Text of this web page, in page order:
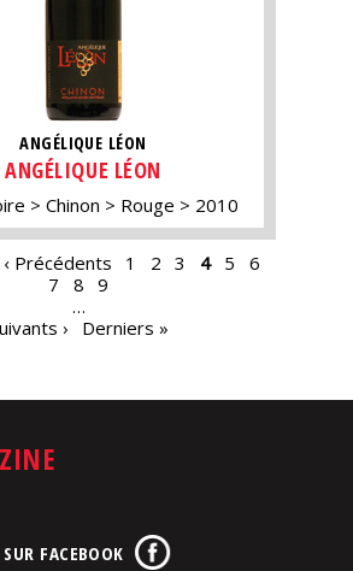
ANGÉLIQUE LÉON
ANGÉLIQUE LÉON
Chinon Rouge 2010
‹ Précédents 1 2 3 4 5
6
7
8
9
…
›
Derniers »
FACEBOOK